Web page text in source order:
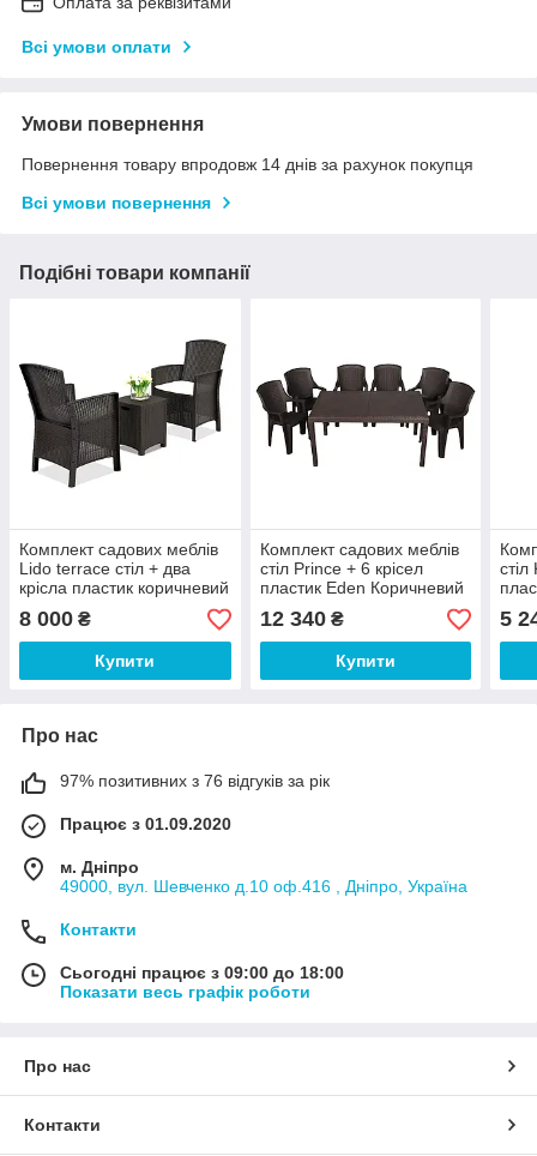
Всі умови оплати
Умови повернення
Повернення товару впродовж 14 днів за рахунок покупця
Всі умови повернення
Подібні товари компанії
Комплект садових меблів
Lido terrace стіл + два
крісла пластик коричневий
(Time EcoTM)
8 000 ₴
Купити
Комплект садових меблів
стіл Prince + 6 крісел
пластик Eden Коричневий
(ОСТ-ФРАН ТМ)
12 340₴
Купити
5
Про нас
97% позитивних з 76 відгуків за рік
Працює з 01.09.2020
м. Дніпро
49000, вул. Шевченко д.10 оф.416 , Дніпро, Україна
Контакти
Сьогодні працює з 09:00 до 18:00
Показати весь графік роботи
Про нас
Контакти